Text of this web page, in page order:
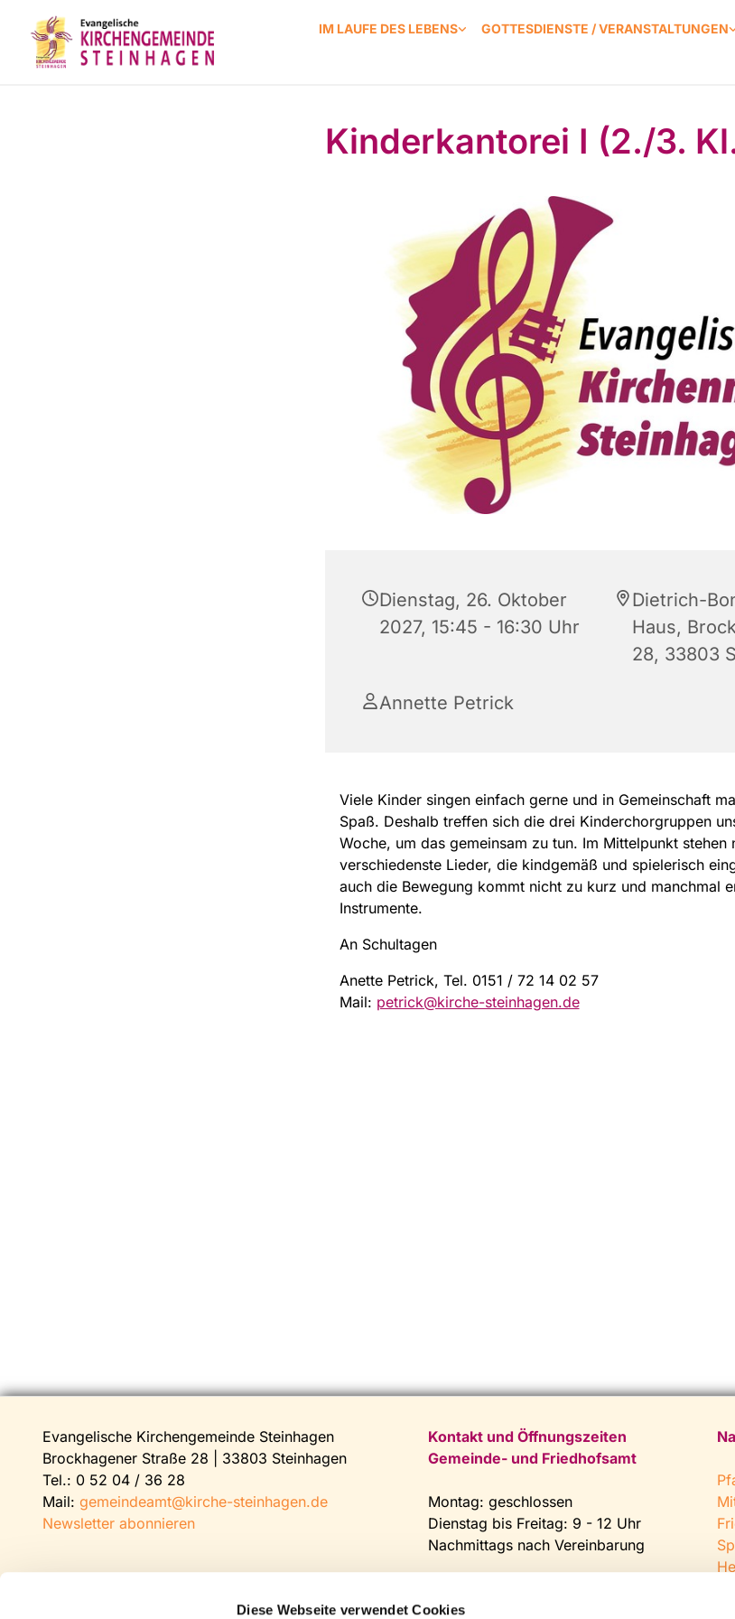
Diese Webseite verwendet Cookies
IM LAUFE DES LEBENS GOTTESDIENSTE / VERANSTALTUNGEN
Kinderkantorei I (2./3.
Dienstag, 26. Oktober
2027, 15:45 - 16:30 Uhr
Dietrich-
Haus,
28, 33803
Annette Petrick
Viele Kinder singen einfach gerne und in Gemeinschaft
Spaß. Deshalb treffen sich die drei Kinderchorgruppen
Woche, um das gemeinsam zu tun. Im Mittelpunkt stehen
verschiedenste Lieder, die kindgemäß und spielerisch
auch die Bewegung kommt nicht zu kurz und manchmal
Instrumente.
An Schultagen
Anette Petrick, Tel. 0151 / 72 14 02 57
Mail: petrick@kirche-steinhagen.de
Evangelische Kirchengemeinde Steinhagen
Brockhagener Straße 28 | 33803 Steinhagen
Tel.: 0 52 04 / 36 28
Mail: gemeindeamt@kirche-steinhagen.de
Newsletter abonnieren
Kontakt und Öffnungszeiten
Gemeinde- und Friedhofsamt
Montag: geschlossen
Dienstag bis Freitag: 9 - 12 Uhr
Nachmittags nach Vereinbarung
Fax: 0 52 04 / 25 65